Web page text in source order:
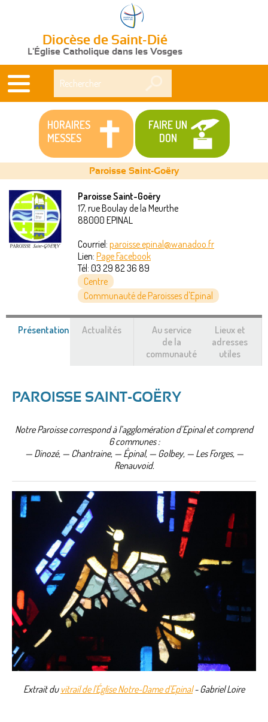
Diocèse de Saint-Dié
L'Église Catholique dans les Vosges
HORAIRES
MESSES
FAIRE UN
DON
Vous
êtes
Paroisse Saint-Goëry
Paroisse Saint-Goëry
17, rue Boulay de la Meurthe
88000 EPINAL
Courriel: paroisse.epinal@wanadoo.fr
Lien: Page Facebook
Tél: 03 29 82 36 89
Centre
Communauté de Paroisses d'Epinal
Présentation (onglet
Actualités
Au service
de la
communauté
Lieux et
adresses
utiles
PAROISSE SAINT-GOËRY
Notre Paroisse correspond à l’agglomération d’Epinal et comprend
6 communes :
— Dinozé, — Chantraine, — Épinal, — Golbey, — Les Forges, —
Renauvoid.
Extrait du vitrail de l'Église Notre-Dame d'Epinal- Gabriel Loire